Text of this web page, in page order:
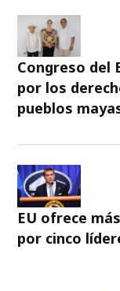
Congreso del
por los
pueblos
EU ofrece
por cinco